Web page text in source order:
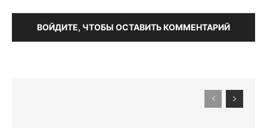
ВОЙДИТЕ, ЧТОБЫ ОСТАВИТЬ КОММЕНТАРИЙ